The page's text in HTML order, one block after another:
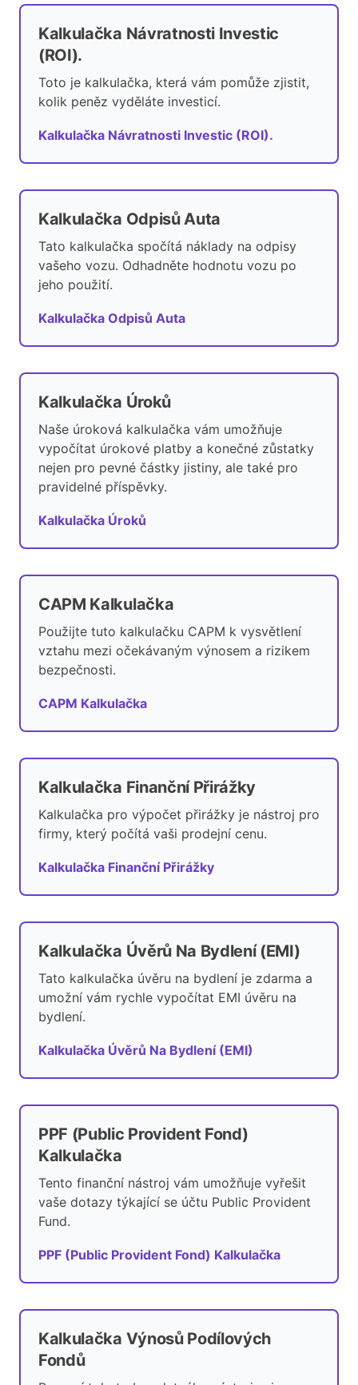
Kalkulačka Návratnosti Investic
(ROI).
Toto je kalkulačka, která vám pomůže zjistit,
kolik peněz vyděláte investicí.
Kalkulačka Návratnosti Investic (ROI).
Kalkulačka Odpisů Auta
Tato kalkulačka spočítá náklady na odpisy
vašeho vozu. Odhadněte hodnotu vozu po
jeho použití.
Kalkulačka Odpisů Auta
Kalkulačka Úroků
Naše úroková kalkulačka vám umožňuje
vypočítat úrokové platby a konečné zůstatky
nejen pro pevné částky jistiny, ale také pro
pravidelné příspěvky.
Kalkulačka Úroků
CAPM Kalkulačka
Použijte tuto kalkulačku CAPM k vysvětlení
vztahu mezi očekávaným výnosem a rizikem
bezpečnosti.
CAPM Kalkulačka
Kalkulačka Finanční Přirážky
Kalkulačka pro výpočet přirážky je nástroj pro
firmy, který počítá vaši prodejní cenu.
Kalkulačka Finanční Přirážky
Kalkulačka Úvěrů Na Bydlení (EMI)
Tato kalkulačka úvěru na bydlení je zdarma a
umožní vám rychle vypočítat EMI úvěru na
bydlení.
Kalkulačka Úvěrů Na Bydlení (EMI)
PPF (Public Provident Fond)
Kalkulačka
Tento finanční nástroj vám umožňuje vyřešit
vaše dotazy týkající se účtu Public Provident
Fund.
PPF (Public Provident Fond) Kalkulačka
Kalkulačka Výnosů Podílových
Fondů